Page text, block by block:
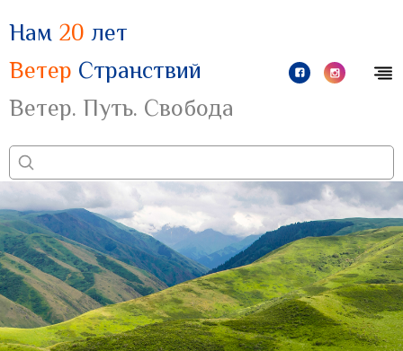
Нам 20 лет
Ветер Странствий
Ветер. Путь. Свобода